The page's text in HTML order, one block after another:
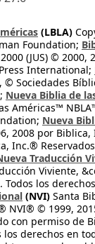
(LBLA)
Foundation;
(JUS) © 2000,
International;
Sociedades
Nueva Biblia de
Américas™
Nueva
2008 por
Inc.®
Traducción
Viviente,
Todos los
(NVI) Santa
NVI® © 1999,
con permiso de
los derechos en